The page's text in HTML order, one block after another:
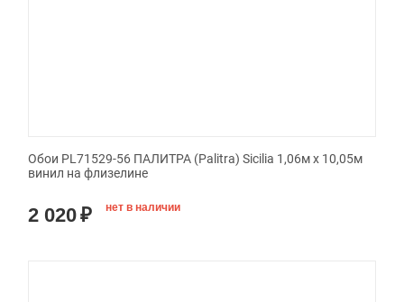
Обои PL71529-56 ПАЛИТРА (Palitra) Sicilia 1,06м х 10,05м
винил на флизелине
2 020₽ нет в наличии